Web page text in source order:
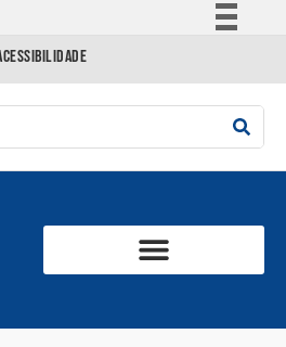
Comunica BR
Acesso à informação